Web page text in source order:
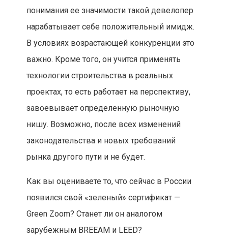
понимания ее значимости такой девелопер
нарабатывает себе положительный имидж.
В условиях возрастающей конкуренции это
важно. Кроме того, он учится применять
технологии строительства в реальных
проектах, то есть работает на перспективу,
завоевывает определенную рыночную
нишу. Возможно, после всех изменений
законодательства и новых требований
рынка другого пути и не будет.
Как вы оцениваете то, что сейчас в России
появился свой «зеленый» сертификат —
Green Zoom? Станет ли он аналогом
зарубежным BREEAM и LEED?